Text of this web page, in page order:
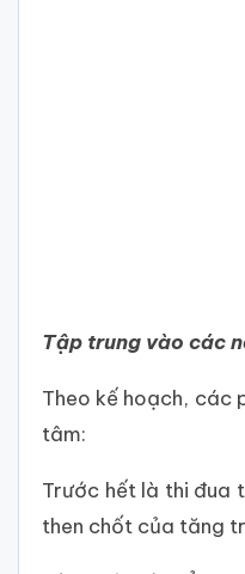
Tập trung vào các
Theo kế hoạch, các
tâm:
Trước hết là thi đua
then chốt của tăng